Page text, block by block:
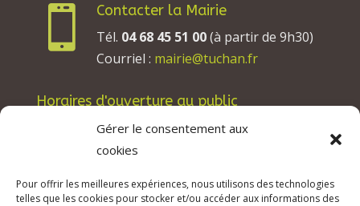
Gérer le consentement aux
cookies
Pour offrir les meilleures expériences, nous utilisons des technologies
telles que les cookies pour stocker et/ou accéder aux informations des

Contacter la Mairie
Tél. 04 68 45 51 00(à partir de 9h30)
Courriel : mairie@tuchan.fr
Horaires d'ouverture au public
Les lundis, mardis et jeudis : de 8h à 12h et de
13h30 à 17h30.
Les vendredis : de 8h à 12h.